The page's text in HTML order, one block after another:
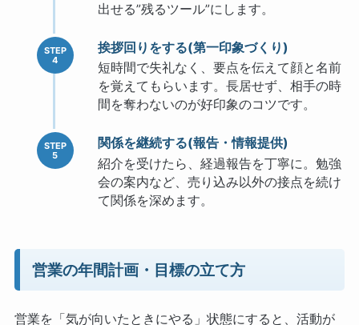
出せる”残るツール”にします。
挨拶回りをする(第一印象づくり)
短時間で失礼なく、要点を伝えて顔と名前
を覚えてもらいます。長居せず、相手の時
間を奪わないのが好印象のコツです。
関係を継続する(報告・情報提供)
紹介を受けたら、経過報告を丁寧に。勉強
会の案内など、売り込み以外の接点を続け
て関係を深めます。
営業の年間計画・目標の立て方
営業を「気が向いたときにやる」状態にすると、活動が